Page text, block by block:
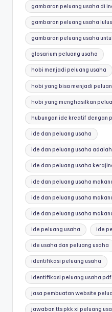
gambaran peluang usaha di
gambaran peluang usaha
gambaran peluang usaha
glosarium peluang usaha
hobi menjadi peluang usaha
hobi yang bisa menjadi
hobi yang menghasilkan
hubungan ide kreatif dengan
ide dan peluang usaha
ide dan peluang usaha adalah
ide dan peluang usaha
ide dan peluang usaha
ide dan peluang usaha
ide dan peluang usaha
ide peluang usaha ide
ide usaha dan peluang usaha
identifikasi peluang usaha
identifikasi peluang usaha pdf
jasa pembuatan website
jawaban tts pkk xi peluang